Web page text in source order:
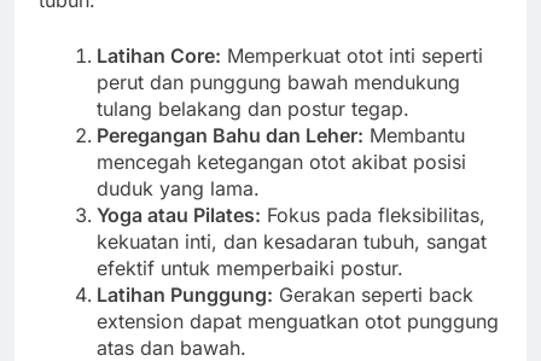
Latihan Core: Memperkuat otot inti seperti
perut dan punggung bawah mendukung
tulang belakang dan postur tegap.
Peregangan Bahu dan Leher: Membantu
mencegah ketegangan otot akibat posisi
duduk yang lama.
Yoga atau Pilates: Fokus pada fleksibilitas,
kekuatan inti, dan kesadaran tubuh, sangat
efektif untuk memperbaiki postur.
Latihan Punggung: Gerakan seperti back
extension dapat menguatkan otot punggung
atas dan bawah.